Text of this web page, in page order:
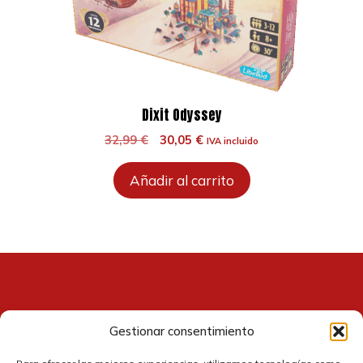
Gestionar consentimiento
Dixit Odyssey
32,99€
El
original
era:
30,05 €El
actual
es:
IVA incluido
Añadir al carrito